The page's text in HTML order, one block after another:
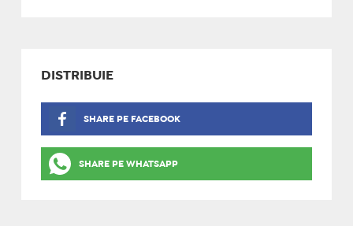
DISTRIBUIE
SHARE PE FACEBOOK
SHARE PE WHATSAPP